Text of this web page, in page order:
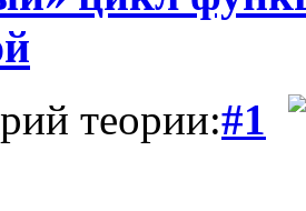
теории:#1